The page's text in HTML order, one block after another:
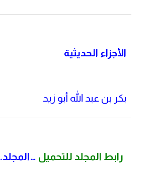
الأجزاء الحديثية
بكر بن عبد الله أبو زيد
رابط المجلد للتحميل …المجلد.